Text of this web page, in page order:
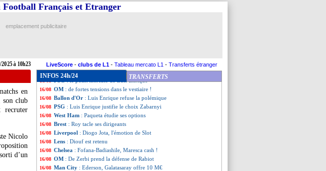
à 10h23
Football Français et Etranger
emplacement publicitaire
LiveScore - clubs de L1 - Tableau mercato L1 - Transferts étranger
en
son club
recruter
Nicolo
d’un
INFOS 24h/24 TRANSFERTS
16/08 L2: Reims rejoint la tête, Annecy gâche
16/08 L1: Lens-Lyon, les compos
16/08 Ang.
16/08 Man City: Nottingham s'attaque à Lewis
16/08 Lille: le défi de Giroud
: le point mercato de Luis Enrique
16/08 OM : de fortes tensions dans le vestiaire !
16/08 Ballon d'Or : Luis Enrique refuse la polémique
16/08 PSG : Luis Enrique justifie le choix Zabarnyi
16/08 West Ham : Paqueta étudie ses options
16/08 Brest : Roy tacle ses dirigeants
16/08 Liverpool : Diogo Jota, l'émotion de Slot
16/08 Lens : Diouf est retenu
16/08 Chelsea : Fofana-Badiashile, Maresca cash !
16/08 OM : De Zerbi prend la défense de Rabiot
16/08 Man City : Ederson, Galatasaray offre 10 M€